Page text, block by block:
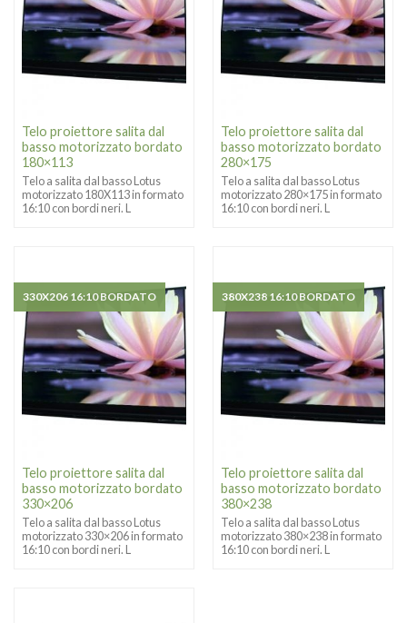
Telo proiettore salita dal
basso motorizzato bordato
180×113
Telo a salita dal basso Lotus
motorizzato 180X113 in formato
16:10 con bordi neri. L
Telo proiettore salita dal
basso motorizzato bordato
280×175
Telo a salita dal basso Lotus
motorizzato 280×175 in formato
16:10 con bordi neri. L
Telo proiettore salita dal
basso motorizzato bordato
330×206
Telo a salita dal basso Lotus
motorizzato 330×206 in formato
16:10 con bordi neri. L
330X206 16:10 BORDATO
Telo proiettore salita dal
basso motorizzato bordato
380×238
Telo a salita dal basso Lotus
motorizzato 380×238 in formato
16:10 con bordi neri. L
380X238 16:10 BORDATO